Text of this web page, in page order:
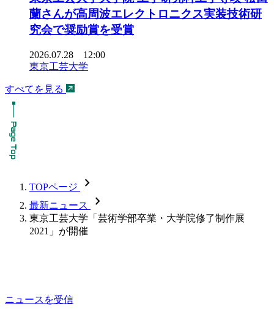
蘭さんが高周波エレクトロニクス実装技術研
究会で奨励賞を受賞
2026.07.28 12:00
東京工芸大学
すべてを見る
TOPページ chevron_forward
最新ニュース chevron_forward
東京工芸大学「芸術学部卒業・大学院修了制作展
2021」が開催
ニュースを受信